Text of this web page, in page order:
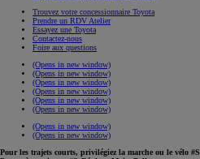
Trouvez votre concessionnaire Toyota
Prendre un RDV Atelier
Essayez une Toyota
Contactez-nous
Foire aux questions
(Opens in new window)
(Opens in new window)
(Opens in new window)
(Opens in new window)
(Opens in new window)
(Opens in new window)
(Opens in new window)
(Opens in new window)
Pour les trajets courts, privilégiez la marche ou le vélo